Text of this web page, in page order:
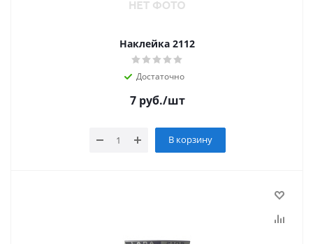
Наклейка 2112
Достаточно
7руб./шт
В корзину